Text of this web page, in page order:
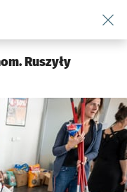
Dla mieszkańca
Ruszyły